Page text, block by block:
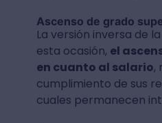
Ascenso de grado
La versión inversa de
esta ocasión, el
en cuanto al salario,
cumplimiento de sus
cuales permanecen